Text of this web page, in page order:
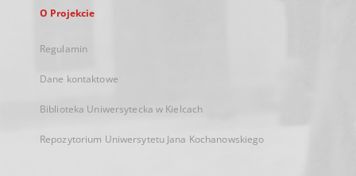
O Projekcie
Regulamin
Dane kontaktowe
Biblioteka Uniwersytecka w Kielcach
Repozytorium Uniwersytetu Jana Kochanowskiego